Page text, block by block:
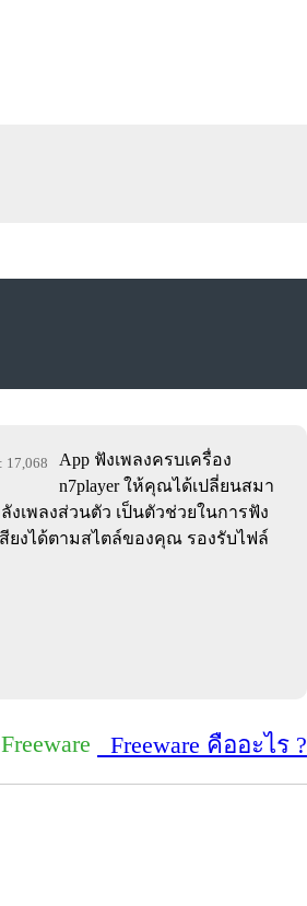
17,068
App ฟังเพลงครบเครื่อง
n7player ให้คุณได้เปลี่ยนสมา
เพลงส่วนตัว เป็นตัวช่วยในการฟัง
สียงได้ตามสไตล์ของคุณ รองรับไฟล์
Freeware Freeware คืออะไร ?